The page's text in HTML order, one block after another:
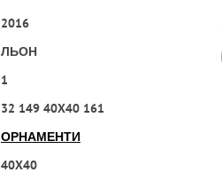
2016
ЛЬОН
1
32 149 40X40 161
ОРНАМЕНТИ
40X40